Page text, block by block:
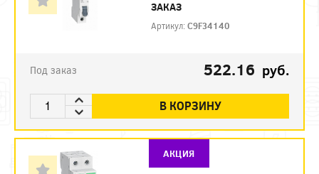
ЗАКАЗ
Артикул:C9F34140
Под заказ 522.16 руб.
В КОРЗИНУ
АКЦИЯ